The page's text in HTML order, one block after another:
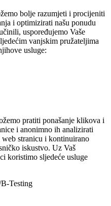
bolje razumjeti i procijeniti
i optimizirati našu ponudu
uspoređujemo Vaše
vanjskim pružateljima
usluge:
pratiti ponašanje klikova i
i anonimno ih analizirati
stranicu i kontinuirano
iskustvo. Uz Vaš
koristimo sljedeće usluge
Testing